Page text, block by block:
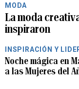
MODA
La moda
inspiraron
INSPIRACIÓN Y
Noche mágica en
a las Mujeres del